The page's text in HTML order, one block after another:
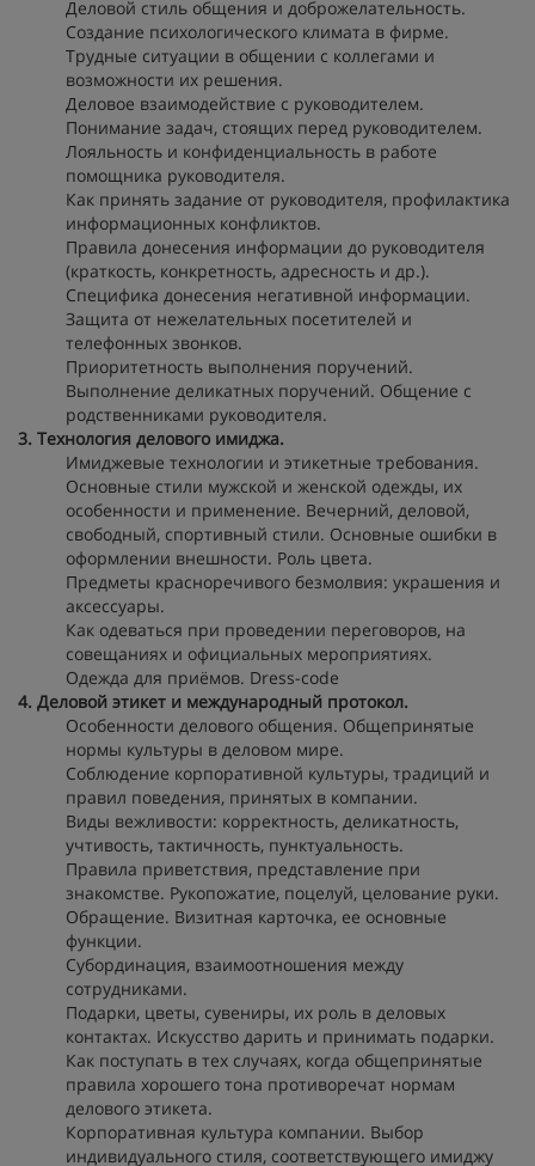
Деловой стиль общения и доброжелательность.
Создание психологического климата в фирме.
Трудные ситуации в общении с коллегами и
возможности их решения.
Деловое взаимодействие с руководителем.
Понимание задач, стоящих перед руководителем.
Лояльность и конфиденциальность в работе
помощника руководителя.
Как принять задание от руководителя, профилактика
информационных конфликтов.
Правила донесения информации до руководителя
(краткость, конкретность, адресность и др.).
Специфика донесения негативной информации.
Защита от нежелательных посетителей и
телефонных звонков.
Приоритетность выполнения поручений.
Выполнение деликатных поручений. Общение с
родственниками руководителя.
3. Технология делового имиджа.
Имиджевые технологии и этикетные требования.
Основные стили мужской и женской одежды, их
особенности и применение. Вечерний, деловой,
свободный, спортивный стили. Основные ошибки в
оформлении внешности. Роль цвета.
Предметы красноречивого безмолвия: украшения и
аксессуары.
Как одеваться при проведении переговоров, на
совещаниях и официальных мероприятиях.
Одежда для приёмов. Dress-code
4. Деловой этикет и международный протокол.
Особенности делового общения. Общепринятые
нормы культуры в деловом мире.
Соблюдение корпоративной культуры, традиций и
правил поведения, принятых в компании.
Виды вежливости: корректность, деликатность,
учтивость, тактичность, пунктуальность.
Правила приветствия, представление при
знакомстве. Рукопожатие, поцелуй, целование руки.
Обращение. Визитная карточка, ее основные
функции.
Субординация, взаимоотношения между
сотрудниками.
Подарки, цветы, сувениры, их роль в деловых
контактах. Искусство дарить и принимать подарки.
Как поступать в тех случаях, когда общепринятые
правила хорошего тона противоречат нормам
делового этикета.
Корпоративная культура компании. Выбор
индивидуального стиля, соответствующего имиджу